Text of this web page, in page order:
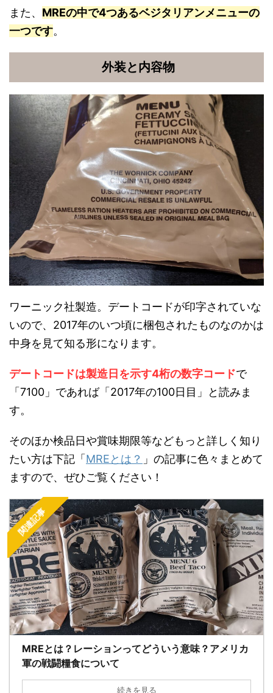
また、 MREの中で4つあるベジタリアンメニューの
一つです。
外装と内容物
ワーニック社製造。デートコードが印字されていな
いので、2017年のいつ頃に梱包されたものなのかは
中身を見て知る形になります。
デートコードは製造日を示す4桁の数字コードで
「7100」であれば「2017年の100日目」と読みま
す。
そのほか検品日や賞味期限等などもっと詳しく知り
たい方は下記「MREとは？ 」の記事に色々まとめて
ますので、ぜひご覧ください！
関連記事
MREとは？レーションってどういう意味？アメリカ
軍の戦闘糧食について
続きを見る